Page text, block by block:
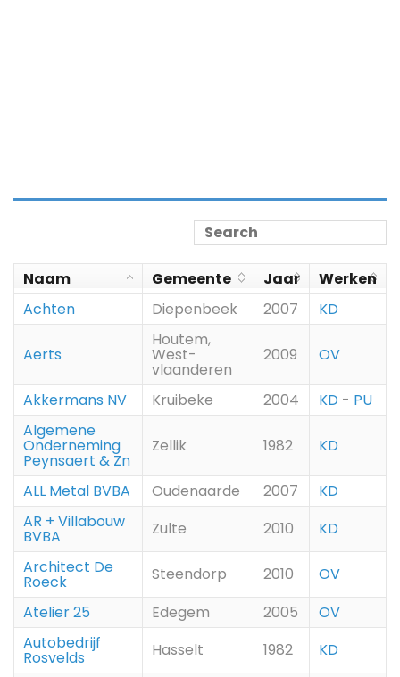
Naam Gemeente Jaar
Werken
Achten
Diepenbeek 2007 KD
Aerts
Houtem,
West-
vlaanderen
2009 OV
Akkermans NV Kruibeke 2004 KD - PU
Algemene
Onderneming
Peynsaert & Zn
Zellik 1982 KD
ALL Metal BVBA Oudenaarde 2007
KD
AR + Villabouw
BVBA Zulte 2010
KD
Architect De
Roeck Steendorp 2010
OV
Atelier 25
Edegem 2005
OV
Autobedrijf
Rosvelds Hasselt 1982
KD